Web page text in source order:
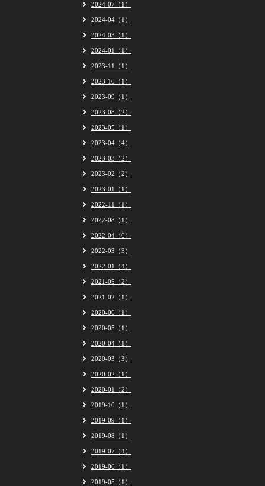
2024-07（1）
2024-04（1）
2024-03（1）
2024-01（1）
2023-11（1）
2023-10（1）
2023-09（1）
2023-08（2）
2023-05（1）
2023-04（4）
2023-03（2）
2023-02（2）
2023-01（1）
2022-11（1）
2022-08（1）
2022-04（6）
2022-03（3）
2022-01（4）
2021-05（2）
2021-02（1）
2020-06（1）
2020-05（1）
2020-04（1）
2020-03（3）
2020-02（1）
2020-01（2）
2019-10（1）
2019-09（1）
2019-08（1）
2019-07（4）
2019-06（1）
2019-05（1）